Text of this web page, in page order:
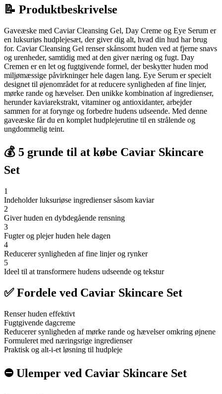
📝 Produktbeskrivelse
Gaveæske med Caviar Cleansing Gel, Day Creme og Eye Serum er
en luksuriøs hudplejesæt, der giver dig alt, hvad din hud har brug
for. Caviar Cleansing Gel renser skånsomt huden ved at fjerne snavs
og urenheder, samtidig med at den giver næring og fugt. Day
Cremen er en let og fugtgivende formel, der beskytter huden mod
miljømæssige påvirkninger hele dagen lang. Eye Serum er specielt
designet til øjenområdet for at reducere synligheden af fine linjer,
mørke rande og hævelser. Den unikke kombination af ingredienser,
herunder kaviarekstrakt, vitaminer og antioxidanter, arbejder
sammen for at forynge og forbedre hudens udseende. Med denne
gaveæske får du en komplet hudplejerutine til en strålende og
ungdommelig teint.
💰 5 grunde til at købe Caviar Skincare
Set
1
Indeholder luksuriøse ingredienser såsom kaviar
2
Giver huden en dybdegående rensning
3
Fugter og plejer huden hele dagen
4
Reducerer synligheden af fine linjer og rynker
5
Ideel til at transformere hudens udseende og tekstur
✅ Fordele ved Caviar Skincare Set
Renser huden effektivt
Fugtgivende dagcreme
Reducerer synligheden af mørke rande og hævelser omkring øjnene
Formuleret med næringsrige ingredienser
Praktisk og alt-i-et løsning til hudpleje
⛔️ Ulemper ved Caviar Skincare Set